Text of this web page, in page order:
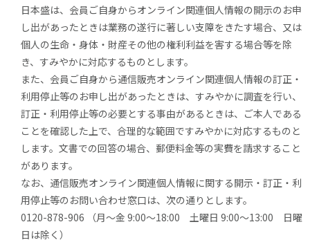
日本盛は、会員ご自身からオンライン関連個人情報の開示のお申
し出があったときは業務の遂行に著しい支障をきたす場合、又は
個人の生命・身体・財産その他の権利利益を害する場合等を除
き、すみやかに対応するものとします。
また、会員ご自身から通信販売オンライン関連個人情報の訂正・
利用停止等のお申し出があったときは、すみやかに調査を行い、
訂正・利用停止等の必要とする事由があるときは、ご本人である
ことを確認した上で、合理的な範囲ですみやかに対応するものと
します。文書での回答の場合、郵便料金等の実費を請求すること
があります。
なお、通信販売オンライン関連個人情報に関する開示・訂正・利
用停止等のお問い合わせ窓口は、次の通りとします。
0120-878-906 （月〜金 9:00〜18:00 土曜日 9:00〜13:00 日曜
日は除く）